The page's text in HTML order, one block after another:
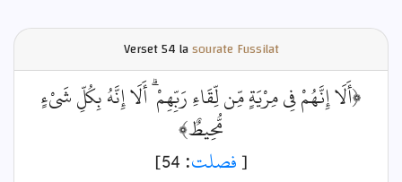
Verset54 lasourate Fussilat
﴿أَلَا إِنَّهُمْ فِي مِرْيَةٍ مِّن لِّقَاءِ رَبِّهِمْ ۗ أَلَا إِنَّهُ بِكُلِّ شَيْءٍ
مُّحِيطٌ﴾
[فصلت: 54]